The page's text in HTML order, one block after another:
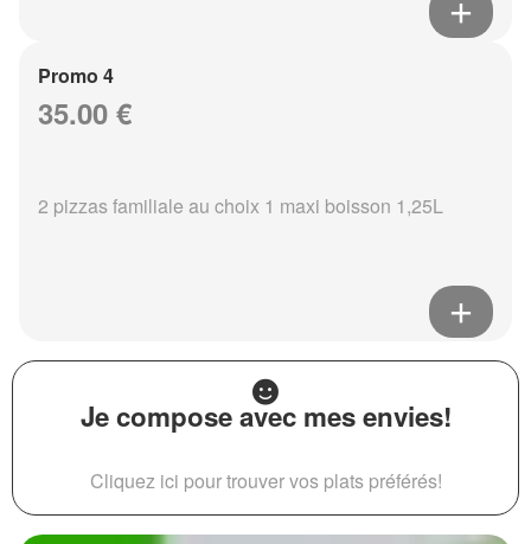
Promo 4
35.00 €
2 pizzas familiale au choix 1 maxi boisson 1,25L
Je compose avec mes envies!
Cliquez ici pour trouver vos plats préférés!